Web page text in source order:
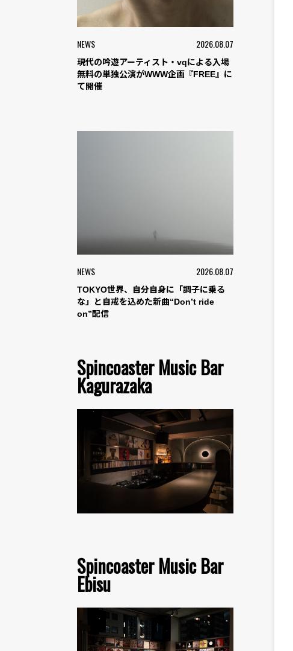
NEWS 2026.08.07
現代の吟遊アーティスト・vqによる入場
無料の単独公演がWWW企画『FREE』に
て開催
NEWS 2026.08.07
TOKYO世界、自分自身に「調子に乗る
な」と自戒を込めた新曲“Don’t ride
on”配信
Spincoaster Music Bar
Kagurazaka
Spincoaster Music Bar
Ebisu